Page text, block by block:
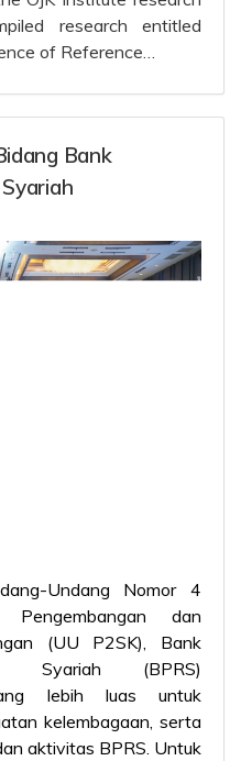
research entitled
of Reference…
Bank
Undang Nomor 4
dan
(UU P2SK), Bank
Syariah (BPRS)
lebih luas untuk
kelembagaan, serta
aktivitas BPRS. Untuk